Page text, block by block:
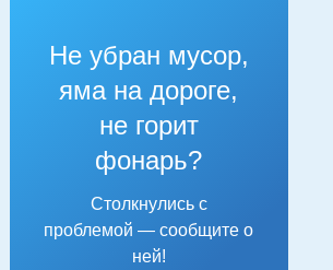
Не убран мусор,
яма на дороге,
не горит
фонарь?
Столкнулись с
проблемой — сообщите о
ней!